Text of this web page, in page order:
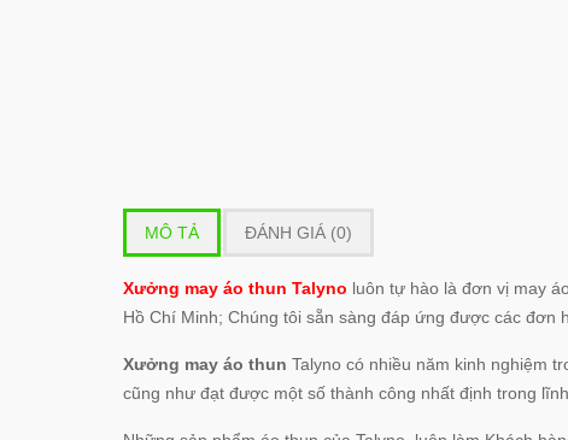
MÔ TẢ ĐÁNH GIÁ (0)
Xưởng may áo thun Talyno luôn tự hào là đơn vị may
Hồ Chí Minh; Chúng tôi sẵn sàng đáp ứng được các đơn
Xưởng may áo thun Talyno có nhiều năm kinh nghiệm
cũng như đạt được một số thành công nhất định trong